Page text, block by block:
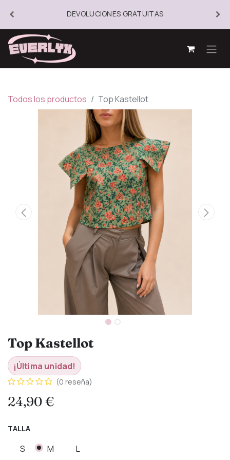
DEVOLUCIONES GRATUITAS
Todos los productos Top Kastellot
Top Kastellot
¡Última unidad!
(0 reseña)
24,90€
TALLA
S M L